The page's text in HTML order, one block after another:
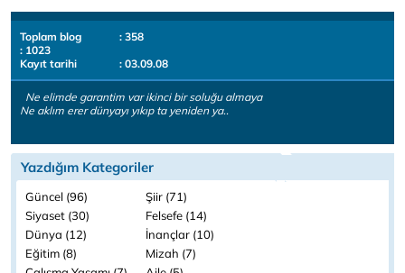
Toplam blog
: 358
: 1023
Kayıt tarihi
: 03.09.08
Ne elimde garantim var ikinci bir soluğu almaya
Ne aklım erer dünyayı yıkıp ta yeniden ya..
Yazdığım Kategoriler
Güncel (96)
Şiir (71)
Siyaset (30)
Felsefe (14)
Dünya (12)
İnançlar (10)
Eğitim (8)
Mizah (7)